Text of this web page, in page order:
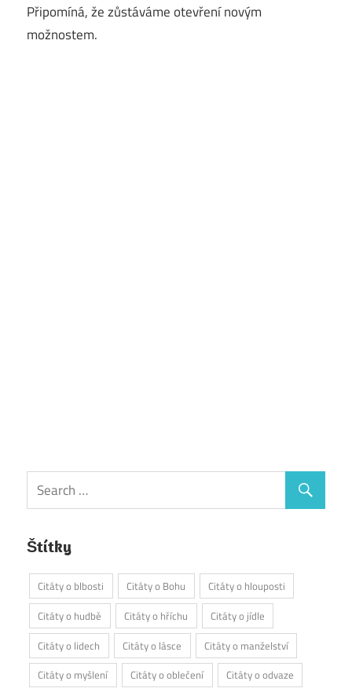
Připomíná, že zůstáváme otevření novým
možnostem.
Štítky
Citáty o blbosti Citáty o Bohu
Citáty o hlouposti
Citáty o hudbě
Citáty o hříchu
Citáty o jídle
Citáty o lidech
Citáty o lásce
Citáty o manželství
Citáty o myšlení
Citáty o oblečení Citáty o odvaze